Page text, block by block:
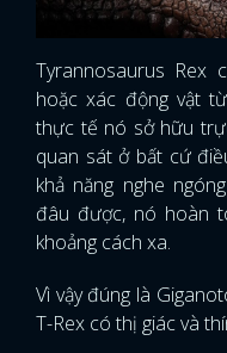
Tyrannosaurus Rex
hoặc xác động vật
thực tế nó sở hữu
quan sát ở bất cứ
khả năng nghe
đâu được, nó hoàn
khoảng cách xa.
Vì vậy đúng là
T-Rex có thị giác và